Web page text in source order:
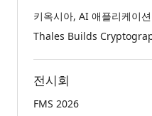
전시회
FMS 2026